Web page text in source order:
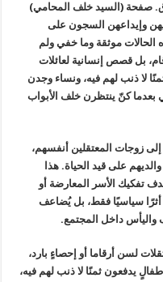
صفحة (السيد خلف المحامي)
عليهن وإيداعهن السجون على
الحالات موثقة وما خفي ولم
بل قصص إنسانية لعائلات
لا ذنب لهم فيه، ونساء وجدن
بعدما كنّ ينتظرن خلف الأبواب
زوجات المعتقلين أنفسهم،
على قيد الحياة. هذا
تفكيك الأسر المعارضة أو
أثرًا سياسيًا فقط، بل يُضاعف
واليأس داخل المجتمع.
لسن أرقاما أو إحصاءٍ بارد،
يدفعون ثمنًا لا ذنب لهم فيه،